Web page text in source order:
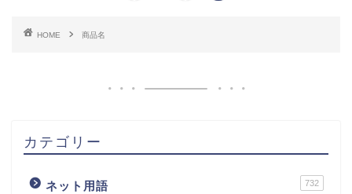
HOME 商品名
カテゴリー
ネット用語 732